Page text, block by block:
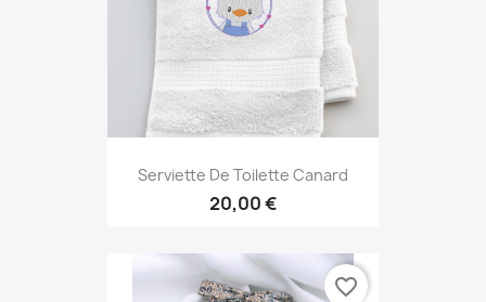
Serviette De Toilette Canard
20,00 €
favorite_border